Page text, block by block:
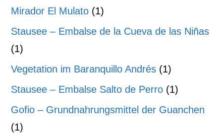
Mirador El Mulato (1)
Stausee – Embalse de la Cueva de las Niñas
(1)
Vegetation im Baranquillo Andrés (1)
Stausee – Embalse Salto de Perro (1)
Gofio – Grundnahrungsmittel der Guanchen
(1)